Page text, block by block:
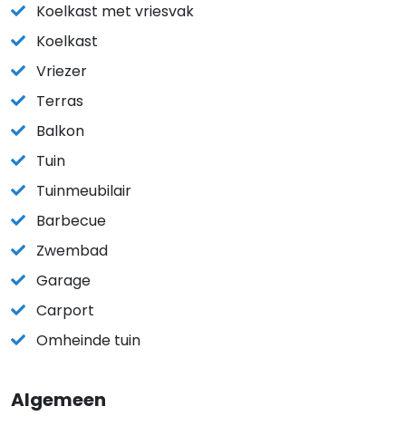
Koelkast met vriesvak
Koelkast
Vriezer
Terras
Balkon
Tuin
Tuinmeubilair
Barbecue
Zwembad
Garage
Carport
Omheinde tuin
Algemeen